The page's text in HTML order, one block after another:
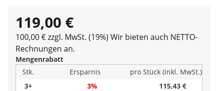
119,00 €
100,00 € zzgl. MwSt. (19%) Wir bieten auch NETTO-
Rechnungen an.
Mengenrabatt
Stk.
Ersparnis
pro Stück (inkl. MwSt.)
3+
3%
115,43 €